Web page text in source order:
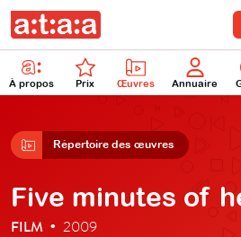
À propos Prix Œuvres Annuaire
Répertoire des œuvres
Five minutes of
FILM • 2009